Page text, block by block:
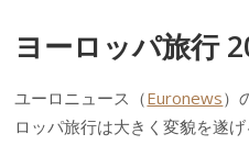
ヨーロッパ旅行
ユーロニュース（Euronews）
ロッパ旅行は大きく変貌を遂げ